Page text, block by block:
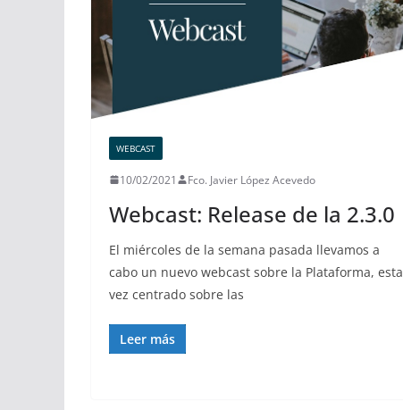
WEBCAST
10/02/2021 Fco. Javier López Acevedo
Webcast: Release de la 2.3.0
El miércoles de la semana pasada llevamos a
cabo un nuevo webcast sobre la Plataforma, esta
vez centrado sobre las
Leer más